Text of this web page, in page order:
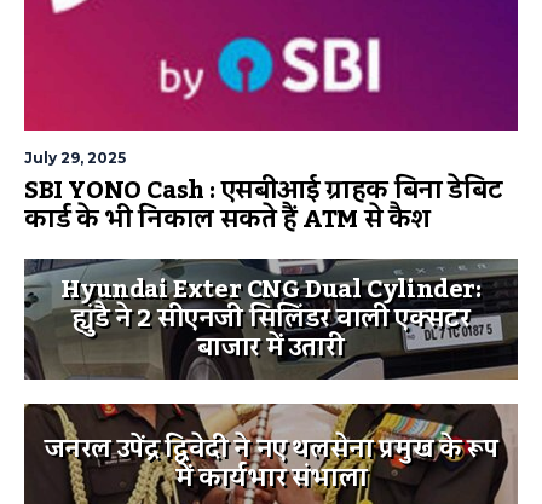
July 29, 2025
SBI YONO Cash : एसबीआई ग्राहक बिना डेबिट
कार्ड के भी निकाल सकते हैं ATM से कैश
Hyundai Exter CNG Dual Cylinder:
ह्युंडै ने 2 सीएनजी सिलिंडर वाली एक्सटर
बाजार में उतारी
जनरल उपेंद्र द्विवेदी ने नए थलसेना प्रमुख के रूप
में कार्यभार संभाला